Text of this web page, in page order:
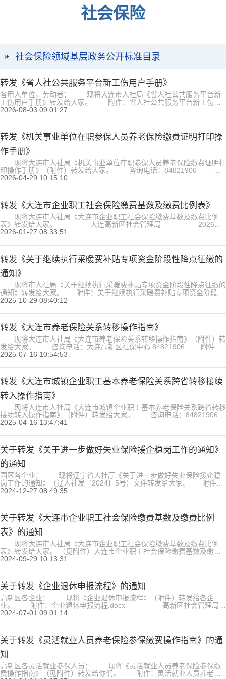
社会保险
社会保险领域基层政务公开标准目录
转发《省人社公共服务平台新工伤用户手册》
各用人单位，劳动者： 现将大连市人社局《省人社公共服务平台新
工伤用户手册》转发给大家。 附件：省人社公共服务平台新工伤用
户手册.pdf 大连高新区社会管理局 2026年8月3日...
2026-08-03 09:01:27
转发《机关事业单位在职参保人员养老保险缴费证明打印操
作手册》
现将大连市人社局《机关事业单位在职参保人员养老保险缴费证明打
印操作手册》（附件）转发给大家。 咨询电话：84821906 附
件：机关事业单位在职参保人员养老保险缴费证明打印操作手册.docx 大
2026-04-29 10:15:10
转发《大连市企业职工社会保险缴费基数及缴费比例表》
现将大连市人社局《大连市企业职工社会保险缴费基数及缴费比例
表》转发给大家。 大连高新区社会管理局 2026年1
月27日...
2026-01-27 08:33:51
转发《关于继续执行采暖费补贴专项资金阶段性降点征缴的
通知》
现将市人社局《关于继续执行采暖费补贴专项资金阶段性降点征缴的
通知》转发给大家。 附件：关于继续执行采暖费补贴专项资金阶段性
降点征缴的通知.docx 大连高新区社会管理局 2025年10月29日...
2025-10-29 08:40:12
转发《大连市养老保险关系转移操作指南》
现将大连市人社局《大连市养老保险关系转移操作指南》（附件）转
发给大家。 咨询电话：大连高新区社保中心 84821906 附件：
大连市养老保险关系转移操作指南.docx 大连高新区社会管理局 2025年7
2025-07-16 10:54:53
转发《大连市城镇企业职工基本养老保险关系跨省转移接续
转入操作指南》
现将大连市人社局《大连市城镇企业职工基本养老保险关系跨省转移
接续转入操作指南》（附件）转发给大家。 咨询电话：84821906
附件：大连市城镇企业职工基本养老保险关系跨省转移接续转入操作
2025-04-16 13:47:41
关于转发《关于进一步做好失业保险援企稳岗工作的通知》
的通知
园区各企业： 现将辽宁省人社厅《关于进一步做好失业保险援企稳
岗工作的通知》（辽人社发〔2024〕5号）文件转发给大家。 附件：
关于进一步做好失业保险援企稳岗工作的通知.pdf
2024年12月27日...
2024-12-27 08:49:35
关于转发《大连市企业职工社会保险缴费基数及缴费比例
表》的通知
现将大连市人社局《大连市企业职工社会保险缴费基数及缴费比例
表》转发给大家。 （见附件）大连市企业职工社会保险缴费基数及缴费
比例表.doc...
2024-09-29 10:13:31
关于转发《企业退休申报流程》的通知
高新区各企业： 现将《企业退休申报流程》（附件）转发给各企
业。 附件：企业退休申报流程.docx 高新区社会管理局
2024年7月1日...
2024-07-01 09:01:14
关于转发《灵活就业人员养老保险参保缴费操作指南》的通
知
高新区各灵活就业参保人员： 现将《灵活就业人员养老保险参保缴
费操作指南》（见附件）转发给你们。 附件：灵活就业人员养老保